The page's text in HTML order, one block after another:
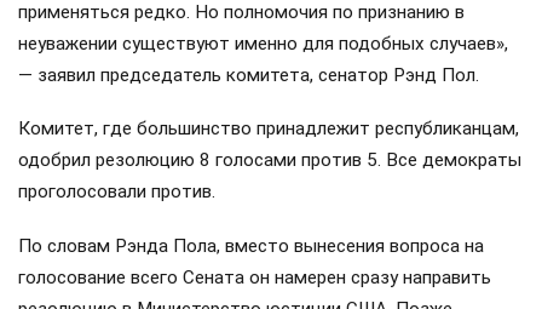
применяться редко. Но полномочия по признанию в
неуважении существуют именно для подобных случаев»,
— заявил председатель комитета, сенатор Рэнд Пол.
Комитет, где большинство принадлежит республиканцам,
одобрил резолюцию 8 голосами против 5. Все демократы
проголосовали против.
По словам Рэнда Пола, вместо вынесения вопроса на
голосование всего Сената он намерен сразу направить